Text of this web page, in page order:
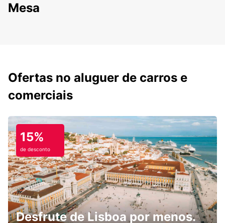
Mesa
Ofertas no aluguer de carros e
comerciais
15%
de desconto
Desfrute de Lisboa por menos.